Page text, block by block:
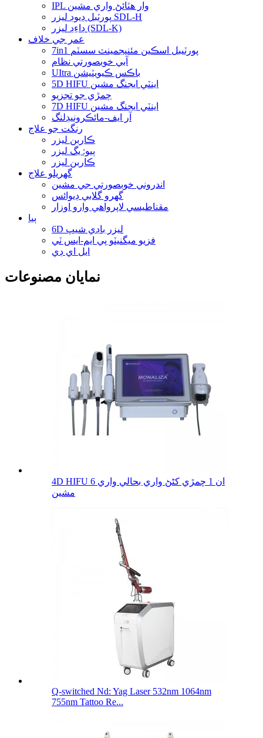
IPL وار هٽائڻ واري مشين
پورٽبل ڊيوڊ ليزر SDL-H
ڊاءِڊ ليزر (SDL-K)
عمر جي خلاف
7in1 پورٽيبل اسڪين مئنيجمينٽ سسٽم
آبي خوبصورتي نظام
UItra باڪس ڪيويٽيشن
5D HIFU اينٽي ايجنگ مشين
چمڙي جو تجزيو
7D HIFU اينٽي ايجنگ مشين
آر ايف-مائڪرونيڊلنگ
رنگت جو علاج
ڪاربن ليزر
ٻيو: يگ ليزر
ڪاربن ليزر
گهريلو علاج
اندروني خوبصورتي جي مشين
گهرو گلابي ڊيوائس
مقناطيسي لاپرواهي وارو اوزار
ٻيا
6D ليزر باڊي شيپ
فزيو ميگنيٽو پي ايم-ايس ٽي
ايل اي ڊي
نمايان مصنوعات
4D HIFU 6 ان 1 چمڙي کڻڻ واري بحالي واري
مشين
Q-switched Nd: Yag Laser 532nm 1064nm
755nm Tattoo Re...